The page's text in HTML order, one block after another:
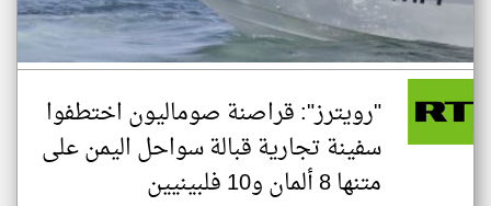
"رويترز": قراصنة صوماليون اختطفوا
سفينة تجارية قبالة سواحل اليمن على
متنها 8 ألمان و10 فلبينيين